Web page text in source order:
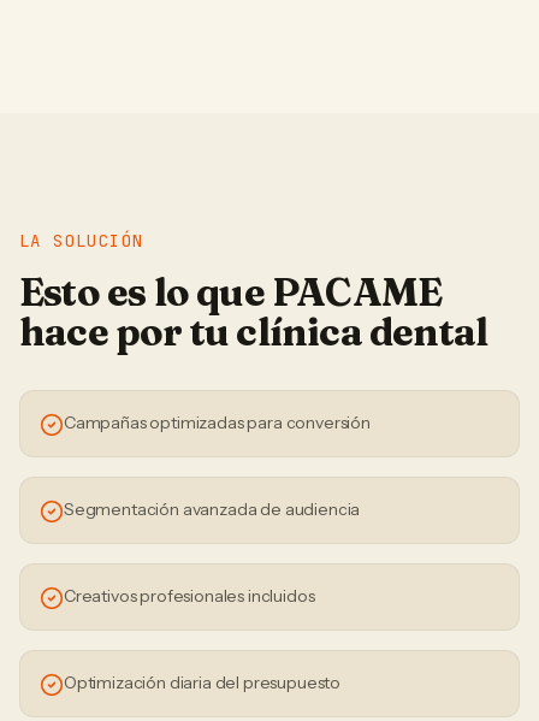
LA SOLUCIÓN
Esto es lo que PACAME
hace por tuclínica dental
Campañas optimizadas para conversión
Segmentación avanzada de audiencia
Creativos profesionales incluidos
Optimización diaria del presupuesto